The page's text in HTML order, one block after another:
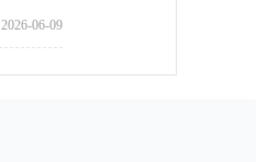
2026-06-09